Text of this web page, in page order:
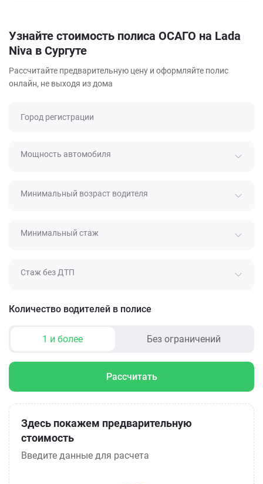
Узнайте стоимость полиса ОСАГО на Lada
Niva в Сургуте
Рассчитайте предварительную цену и оформляйте полис
онлайн, не выходя из дома
Город регистрации
Мощность автомобиля
Минимальный возраст водителя
Минимальный стаж
Стаж без ДТП
Количество водителей в полисе
1 и более Без ограничений
Рассчитать
Здесь покажем предварительную
стоимость
Введите данные для расчета